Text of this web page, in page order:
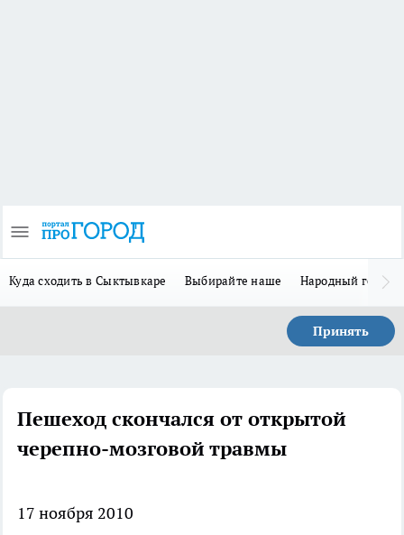
Куда сходить в Сыктывкаре Выбирайте наше Народный герой-
Принять
Пешеход скончался от открытой
черепно-мозговой травмы
17 ноября 2010